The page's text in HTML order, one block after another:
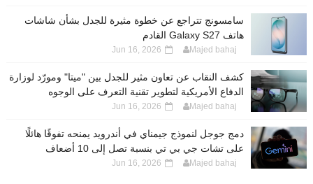
سامسونج تتراجع عن خطوة مثيرة للجدل بشأن شاشات
هاتف Galaxy S27 القادم
Majed bahaj
Jun 16, 2026
كشف النقاب عن تعاون مثير للجدل بين "ميتا" ومورّد لوزارة
الدفاع الأمريكية لتطوير تقنية التعرف على الوجوه
Majed bahaj
Jun 16, 2026
دمج جوجل لنموذج جيمناي في أندرويد يمنحه تفوقًا هائلًا
على تشات جي بي تي بنسبة تصل إلى 10 أضعاف
Majed bahaj
Jun 16, 2026